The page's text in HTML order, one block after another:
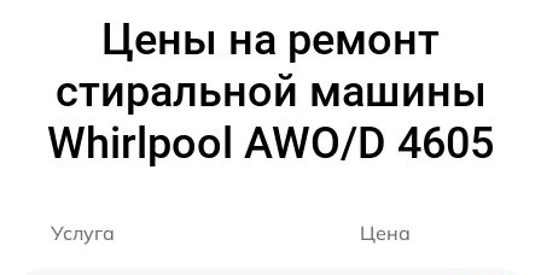
Цены на ремонт
стиральной машины
Whirlpool AWO/D 4605
Услуга Цена